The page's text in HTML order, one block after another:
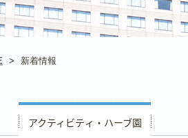
> 新着情報